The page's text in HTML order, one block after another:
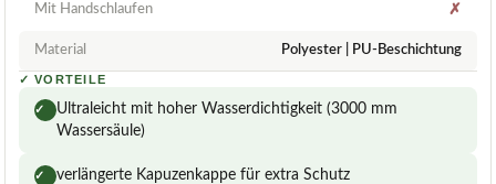
Mit Handschlaufen ✗
Material Polyester | PU-Beschichtung
✓ VORTEILE
✓
Ultraleicht mit hoher Wasserdichtigkeit (3000 mm
Wassersäule)
✓ verlängerte Kapuzenkappe für extra Schutz